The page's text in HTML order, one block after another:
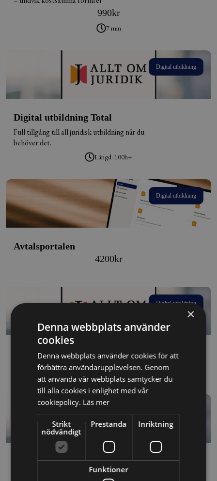
990kr
7 min
Digital utbildning
Digital utbildning Total
Full tillgång till all juridisk utbildning när du
behöver det.
Längd: 100h+
Digital utbildning
Avtalsportalen
4200kr
Digital utbildning
Avtalsportalen
450kr – 4200krPrice
range:
450kr
4200kr
Avtalsanalys 7+ sidor
×
Denna webbplats använder
cookies
Denna webbplats använder cookies för att
förbättra användarupplevelsen. Genom
att använda vår webbplats samtycker du
till alla cookies i enlighet med vår
cookiepolicy. Läs mer
Strikt
nödvändigt
Prestanda Inriktning
Funktioner